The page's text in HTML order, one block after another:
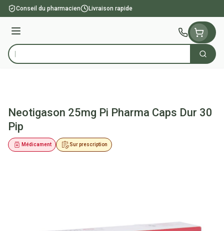
Aller au contenu
Conseil du pharmacien Livraison rapide
Menu
Rechercher
Neotigason 25mg Pi Pharma Caps Dur 30
Pip
Sur prescription
Médicament